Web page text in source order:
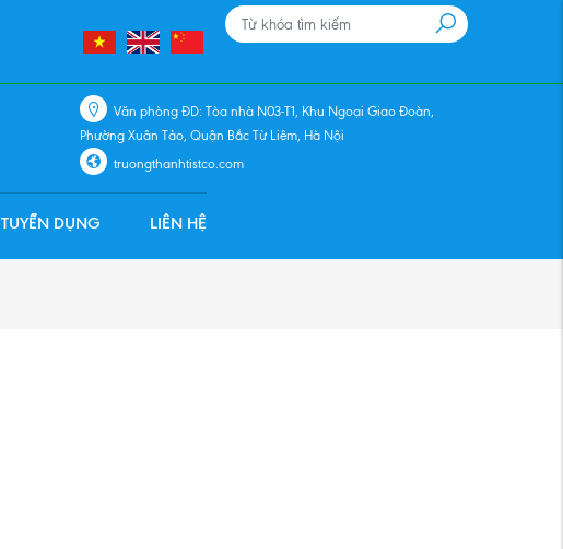
Văn phòng ĐD: Tòa nhà N03-T1, Khu Ngoại Giao Đoàn,
Phường Xuân Tảo, Quận Bắc Từ Liêm, Hà Nội
truongthanhtistco.com
TUYỂN DỤNG LIÊN HỆ